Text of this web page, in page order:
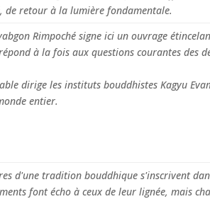
de retour à la lumière fondamentale.
Rimpoché signe ici un ouvrage
à la fois aux questions courantes des
dirige les instituts bouddhistes Kagyu
entier.
d'une tradition bouddhique s'inscrivent
font écho à ceux de leur lignée, mais